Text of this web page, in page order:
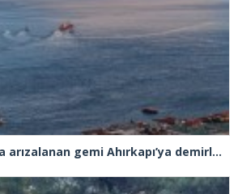
İstanbul Boğazı’nda arızalanan gemi Ahırkapı’ya demirlendi